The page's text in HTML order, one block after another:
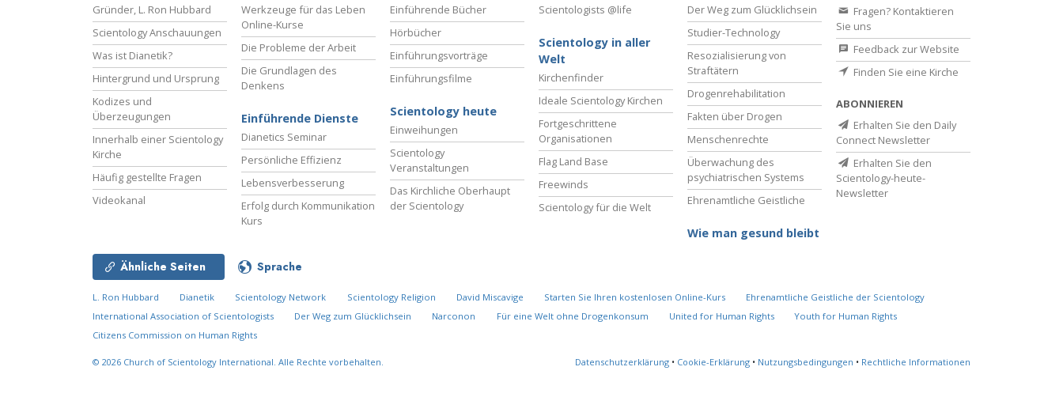
Gründer, L. Ron Hubbard
Scientology Anschauungen
Was ist Dianetik?
Hintergrund und Ursprung
Kodizes und
Überzeugungen
Innerhalb einer Scientology
Kirche
Häufig gestellte Fragen
Videokanal
Werkzeuge für das Leben
Online-Kurse
Die Probleme der Arbeit
Die Grundlagen des
Denkens
Einführende Dienste
Dianetics Seminar
Persönliche Effizienz
Lebensverbesserung
Erfolg durch Kommunikation
Kurs
Einführende Bücher
Hörbücher
Einführungsvorträge
Einführungsfilme
Scientology heute
Einweihungen
Scientology
Veranstaltungen
Das Kirchliche Oberhaupt
der Scientology
Scientologists @life
Scientology in aller
Welt
Kirchenfinder
Ideale Scientology Kirchen
Fortgeschrittene
Organisationen
Flag Land Base
Freewinds
Scientology für die Welt
Der Weg zum Glücklichsein
Studier-Technology
Resozialisierung von
Straftätern
Drogenrehabilitation
Fakten über Drogen
Menschenrechte
Überwachung des
psychiatrischen Systems
Ehrenamtliche Geistliche
Wie man gesund bleibt
Fragen? Kontaktieren
Sie uns
Feedback zur Website
Finden Sie eine Kirche
ABONNIEREN
Erhalten Sie den Daily
Connect Newsletter
Erhalten Sie den
Scientology-heute-
Newsletter
Ähnliche Seiten Sprache
L. Ron Hubbard Dianetik Scientology Network Scientology Religion David Miscavige Starten Sie Ihren kostenlosen Online-Kurs
Ehrenamtliche Geistliche der Scientology
International Association of Scientologists
Der Weg zum Glücklichsein Narconon Für eine Welt ohne Drogenkonsum United for Human Rights
Youth for Human Rights
Citizens Commission on Human Rights
© 2026 Church of Scientology International. Alle Rechte vorbehalten. Datenschutzerklärung • Cookie-Erklärung • Nutzungsbedingungen • Rechtliche Informationen